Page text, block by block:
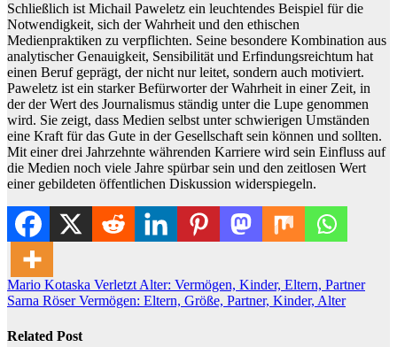
Schließlich ist Michail Paweletz ein leuchtendes Beispiel für die
Notwendigkeit, sich der Wahrheit und den ethischen
Medienpraktiken zu verpflichten. Seine besondere Kombination aus
analytischer Genauigkeit, Sensibilität und Erfindungsreichtum hat
einen Beruf geprägt, der nicht nur leitet, sondern auch motiviert.
Paweletz ist ein starker Befürworter der Wahrheit in einer Zeit, in
der der Wert des Journalismus ständig unter die Lupe genommen
wird. Sie zeigt, dass Medien selbst unter schwierigen Umständen
eine Kraft für das Gute in der Gesellschaft sein können und sollten.
Mit einer drei Jahrzehnte währenden Karriere wird sein Einfluss auf
die Medien noch viele Jahre spürbar sein und den zeitlosen Wert
einer gebildeten öffentlichen Diskussion widerspiegeln.
Post
navigation
Mario Kotaska Verletzt Alter: Vermögen, Kinder, Eltern, Partner
Sarna Röser Vermögen: Eltern, Größe, Partner, Kinder, Alter
Related Post